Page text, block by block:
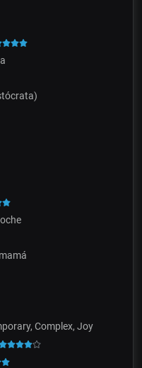
Complex, Joy